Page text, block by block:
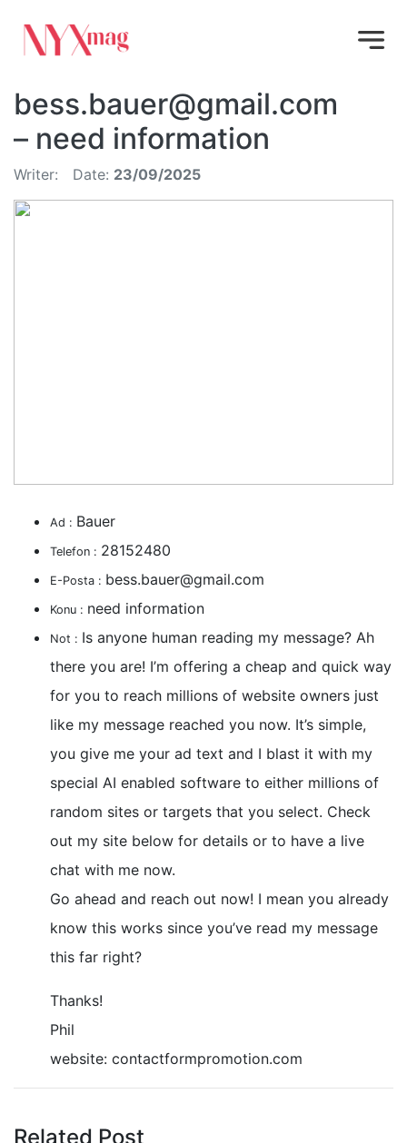
bess.bauer@gmail.com
– need information
Writer: Date: 23/09/2025
Ad : Bauer
Telefon : 28152480
E-Posta : bess.bauer@gmail.com
Konu : need information
Not : Is anyone human reading my message? Ah
there you are! I’m offering a cheap and quick way
for you to reach millions of website owners just
like my message reached you now. It’s simple,
you give me your ad text and I blast it with my
special AI enabled software to either millions of
random sites or targets that you select. Check
out my site below for details or to have a live
chat with me now.
Go ahead and reach out now! I mean you already
know this works since you’ve read my message
this far right?
Thanks!
Phil
website: contactformpromotion.com
Related Post